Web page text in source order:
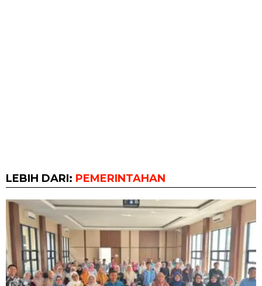
LEBIH DARI: PEMERINTAHAN